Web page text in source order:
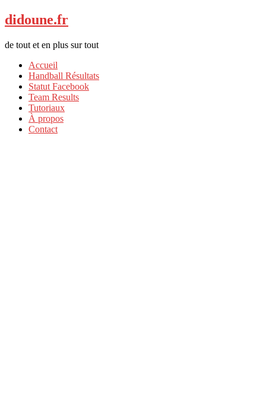
didoune.fr
de tout et en plus sur tout
Accueil
Handball Résultats
Statut Facebook
Team Results
Tutoriaux
À propos
Contact